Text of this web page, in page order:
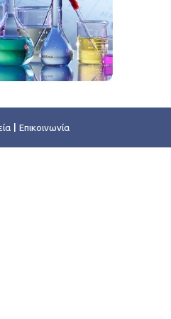
Επικοινωνία